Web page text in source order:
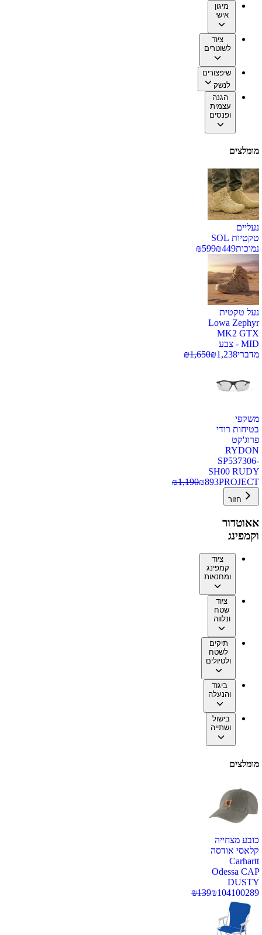
מיגון
אישי
ציוד
לשוטרים
שיפצורים
לנשק
הגנה
עצמית
ופנסים
מומלצים
נעליים
טקטיות SOL
נמוכות
₪449
₪599
נעל טקטית
Lowa Zephyr
MK2 GTX
MID - צבע
מדברי
₪1,238
₪1,650
משקפי
בטיחות רודי
פרוג'קט
RYDON
SP537306-
SH00 RUDY
PROJECT
₪893
₪1,190
חזור
אאוטדור
וקמפינג
ציוד
קמפינג
ומחנאות
ציוד
שטח
ונלווה
תיקים
לשטח
ולטיולים
ביגוד
והנעלה
בישול
ושתייה
מומלצים
כובע מצחייה
קלאסי אודסה
Carhartt
Odessa CAP
DUSTY
100289
₪104
₪139